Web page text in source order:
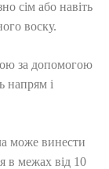
сім або навіть
воску.
за допомогою
напрям і
може винести
в межах від 10